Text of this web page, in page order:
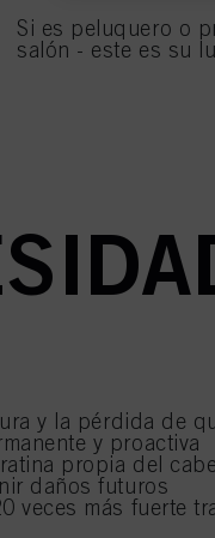
y la pérdida de
y proactiva
propia del
daños futuros
veces más fuerte
Si es peluquero o
salón - este es su
Puede encontrar
página (Sección
efecto para el
más información